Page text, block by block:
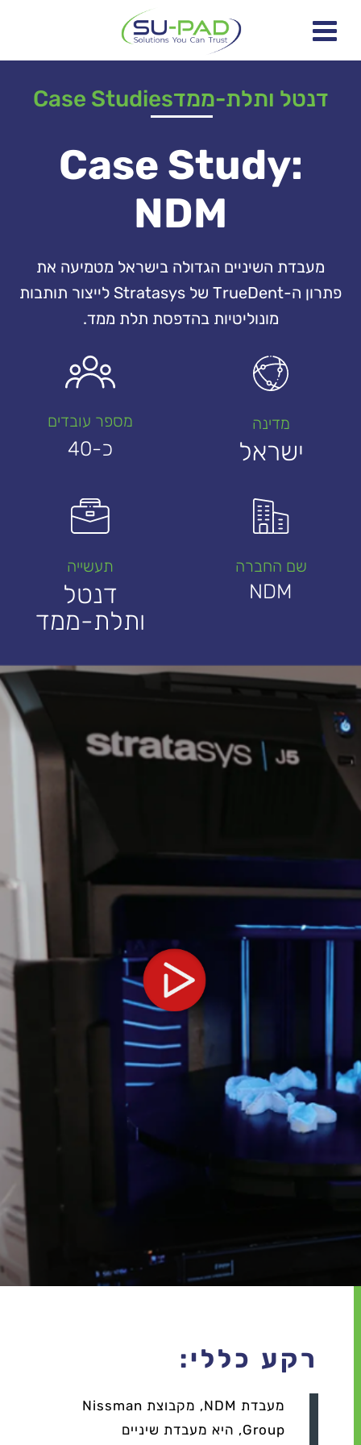
Case Studiesדנטל ותלת-ממד
Case Study:
NDM
מעבדת השיניים הגדולה בישראל מטמיעה את
פתרון ה-TrueDent של Stratasys לייצור תותבות
מונוליטיות בהדפסת תלת ממד.
מספר עובדים
כ-40
מדינה
ישראל
תעשייה
דנטל
ותלת-ממד
שם החברה
NDM
רקע כללי:
מעבדת NDM, מקבוצת Nissman
Group, היא מעבדת שיניים